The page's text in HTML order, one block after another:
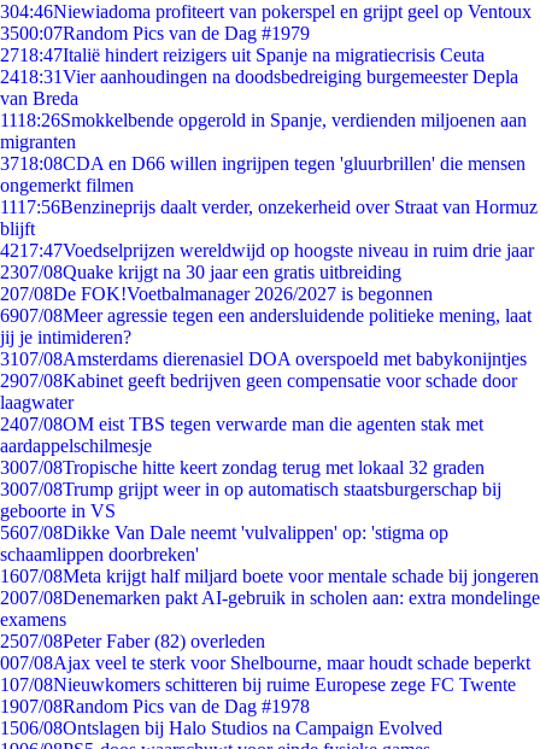
304:46Niewiadoma profiteert van pokerspel en grijpt geel op Ventoux
3500:07Random Pics van de Dag #1979
2718:47Italië hindert reizigers uit Spanje na migratiecrisis Ceuta
2418:31Vier aanhoudingen na doodsbedreiging burgemeester Depla
van Breda
1118:26Smokkelbende opgerold in Spanje, verdienden miljoenen aan
migranten
3718:08CDA en D66 willen ingrijpen tegen 'gluurbrillen' die mensen
ongemerkt filmen
1117:56Benzineprijs daalt verder, onzekerheid over Straat van Hormuz
blijft
4217:47Voedselprijzen wereldwijd op hoogste niveau in ruim drie jaar
2307/08Quake krijgt na 30 jaar een gratis uitbreiding
207/08De FOK!Voetbalmanager 2026/2027 is begonnen
6907/08Meer agressie tegen een andersluidende politieke mening, laat
jij je intimideren?
3107/08Amsterdams dierenasiel DOA overspoeld met babykonijntjes
2907/08Kabinet geeft bedrijven geen compensatie voor schade door
laagwater
2407/08OM eist TBS tegen verwarde man die agenten stak met
aardappelschilmesje
3007/08Tropische hitte keert zondag terug met lokaal 32 graden
3007/08Trump grijpt weer in op automatisch staatsburgerschap bij
geboorte in VS
5607/08Dikke Van Dale neemt 'vulvalippen' op: 'stigma op
schaamlippen doorbreken'
1607/08Meta krijgt half miljard boete voor mentale schade bij jongeren
2007/08Denemarken pakt AI-gebruik in scholen aan: extra mondelinge
examens
2507/08Peter Faber (82) overleden
007/08Ajax veel te sterk voor Shelbourne, maar houdt schade beperkt
107/08Nieuwkomers schitteren bij ruime Europese zege FC Twente
1907/08Random Pics van de Dag #1978
1506/08Ontslagen bij Halo Studios na Campaign Evolved